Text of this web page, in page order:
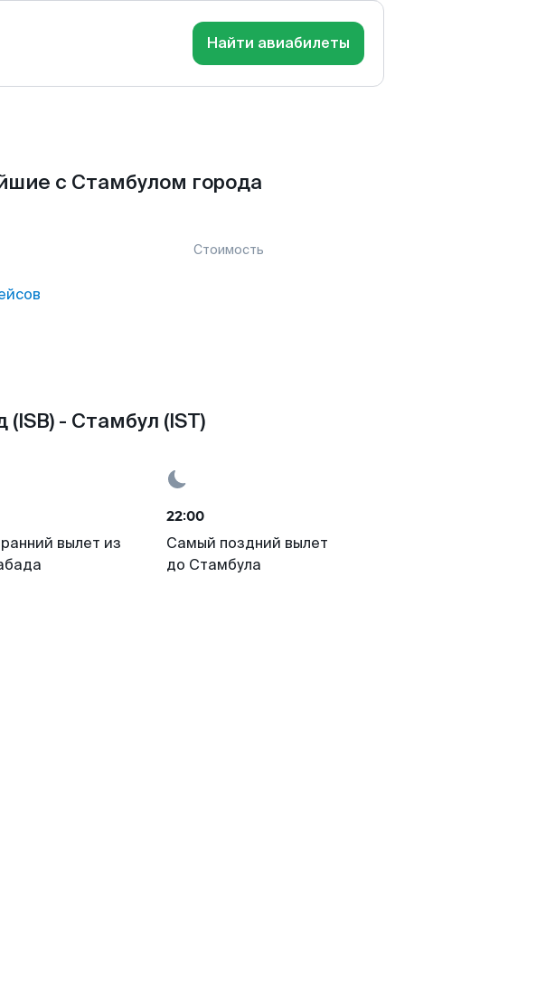
Найти авиабилеты
с Стамбулом города
Стоимость
- Стамбул (IST)
вылет из
22:00
Самый поздний вылет
до Стамбула